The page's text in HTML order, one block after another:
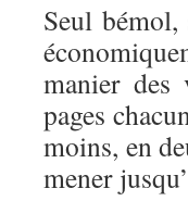
Seul
manier des
pages
moins, en
mener